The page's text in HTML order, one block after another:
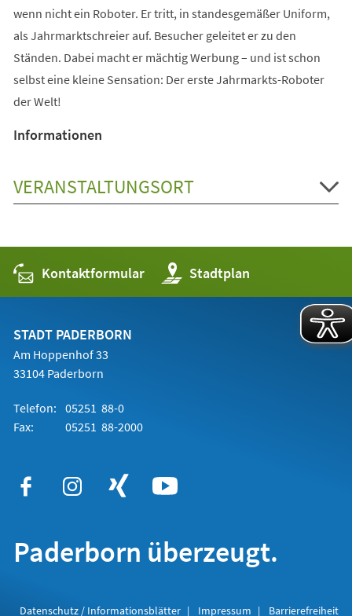
wenn nicht ein Roboter. Er tritt, in standesgemäßer Uniform,
als Jahrmarktschreier auf. Besucher geleitet er zu den
Ständen. Dabei macht er mächtig Werbung – und ist schon
selbst eine kleine Sensation: Der erste Jahrmarkts-Roboter
der Welt!
Informationen
VERANSTALTUNGSORT
Kontaktformular Stadtplan
(Öffnet
in
einem
STADT PADERBORN
Am Hoppenhof 33
33104 Paderborn
Telefon: 05251 88-0
Fax:
05251 88-2000
Paderborn überzeugt.
Datenschutz / Informationsblätter Impressum Barrierefreiheit